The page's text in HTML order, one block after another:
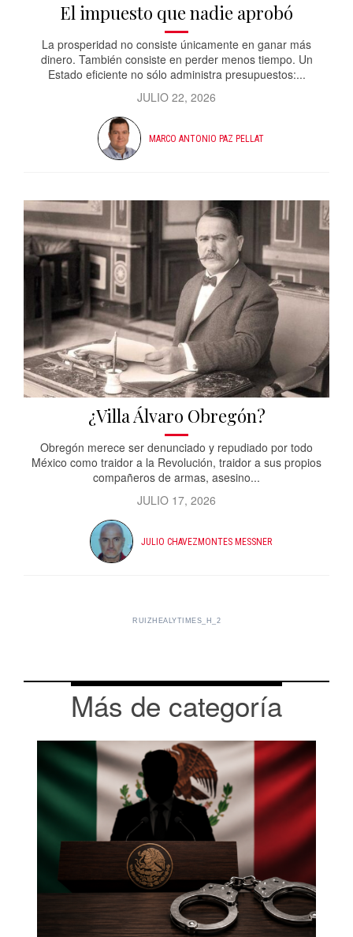
El impuesto que nadie aprobó
La prosperidad no consiste únicamente en ganar más
dinero. También consiste en perder menos tiempo. Un
Estado eficiente no sólo administra presupuestos:...
JULIO 22, 2026
MARCO ANTONIO PAZ PELLAT
¿Villa Álvaro Obregón?
Obregón merece ser denunciado y repudiado por todo
México como traidor a la Revolución, traidor a sus propios
compañeros de armas, asesino...
JULIO 17, 2026
JULIO CHAVEZMONTES MESSNER
RUIZHEALYTIMES_H_2
Más de categoría